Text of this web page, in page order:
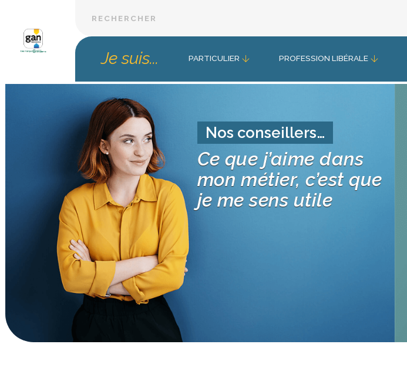
Je suis... PARTICULIER PROFESSION LIBÉRALE
Nos conseillers…
Ce que j’aime dans
mon métier, c’est que
je me sens utile